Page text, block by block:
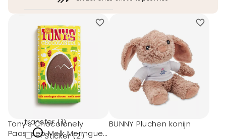
Druktechnieken
Digitaal Print
(direct) (4)
Digitale transfer
Doming (2)
transfer (1)
Sticker (2)
Tony's Chocolonely
Paasreep Melk Meringue
BUNNY Pluchen konijn